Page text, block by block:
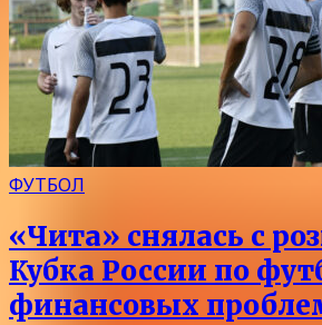
ФУТБОЛ
«Чита» снялась с
Кубка России по
финансовых